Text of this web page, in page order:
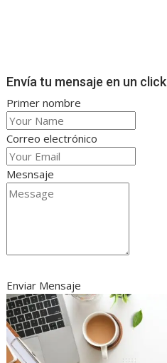
Envía tu mensaje en un click
Primer nombre
Correo electrónico
Mesnsaje
Enviar Mensaje